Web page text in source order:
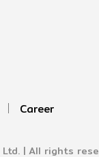
Career
| All rights